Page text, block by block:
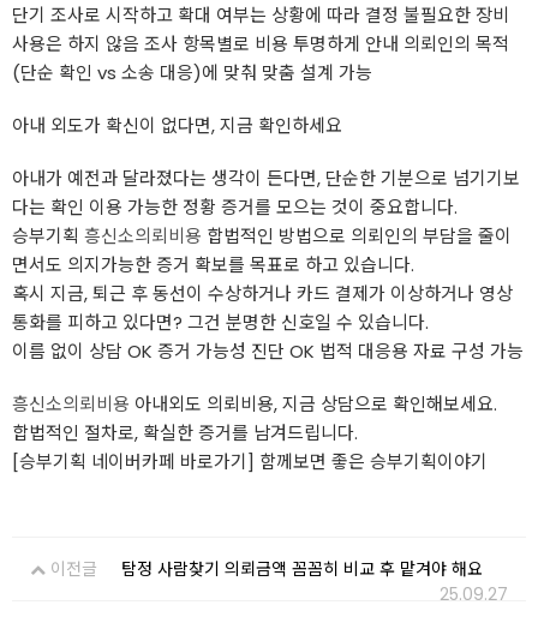
단기 조사로 시작하고 확대 여부는 상황에 따라 결정 불필요한 장비
사용은 하지 않음 조사 항목별로 비용 투명하게 안내 의뢰인의 목적
(단순 확인 vs 소송 대응)에 맞춰 맞춤 설계 가능
아내 외도가 확신이 없다면, 지금 확인하세요
아내가 예전과 달라졌다는 생각이 든다면, 단순한 기분으로 넘기기보
다는 확인 이용 가능한 정황 증거를 모으는 것이 중요합니다.
승부기획 흥신소의뢰비용 합법적인 방법으로 의뢰인의 부담을 줄이
면서도 의지가능한 증거 확보를 목표로 하고 있습니다.
혹시 지금, 퇴근 후 동선이 수상하거나 카드 결제가 이상하거나 영상
통화를 피하고 있다면? 그건 분명한 신호일 수 있습니다.
이름 없이 상담 OK 증거 가능성 진단 OK 법적 대응용 자료 구성 가능
흥신소의뢰비용 아내외도 의뢰비용, 지금 상담으로 확인해보세요.
합법적인 절차로, 확실한 증거를 남겨드립니다.
[승부기획 네이버카페 바로가기] 함께보면 좋은 승부기획이야기
이전글
탐정 사람찾기 의뢰금액 꼼꼼히 비교 후 맡겨야 해요
25.09.27